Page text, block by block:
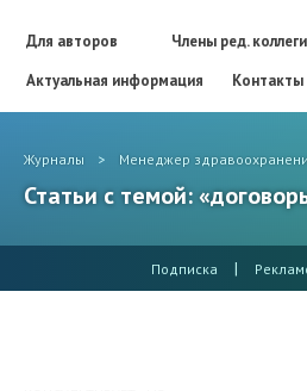
Для авторов Члены ред.
Актуальная информация
Контакты
Журналы > Менеджер
Статьи с темой:
Подписка |